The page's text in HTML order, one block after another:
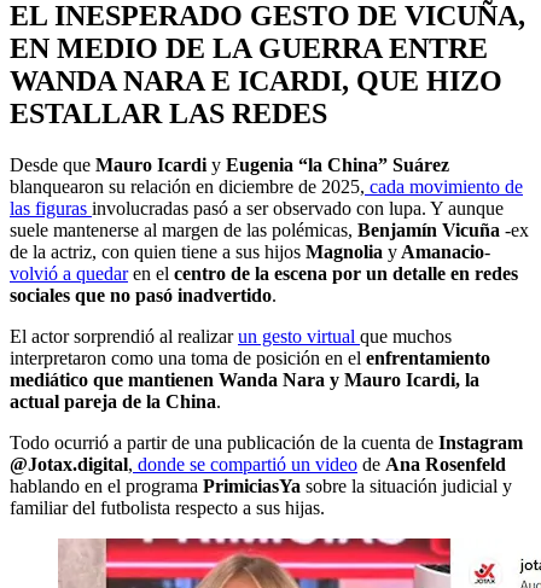
EL INESPERADO GESTO DE VICUÑA,
EN MEDIO DE LA GUERRA ENTRE
WANDA NARA E ICARDI, QUE HIZO
ESTALLAR LAS REDES
Desde que Mauro Icardi y Eugenia “la China” Suárez
blanquearon su relación en diciembre de 2025, cada movimiento de
las figuras involucradas pasó a ser observado con lupa. Y aunque
suele mantenerse al margen de las polémicas, Benjamín Vicuña -ex
de la actriz, con quien tiene a sus hijos Magnolia y Amanacio-
volvió a quedaren el centro de la escena por un detalle en redes
sociales que no pasó inadvertido.
El actor sorprendió al realizarun gesto virtual que muchos
interpretaron como una toma de posición en el enfrentamiento
mediático que mantienen Wanda Nara y Mauro Icardi, la
actual pareja de la China.
Todo ocurrió a partir de una publicación de la cuenta de Instagram
@Jotax.digital, donde se compartió un video de Ana Rosenfeld
hablando en el programa PrimiciasYa sobre la situación judicial y
familiar del futbolista respecto a sus hijas.